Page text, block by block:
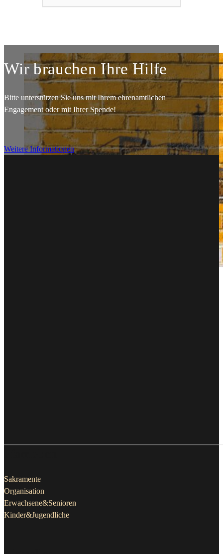
Wir brauchen Ihre Hilfe
Bitte unterstützen Sie uns mit Ihrem ehrenamtlichen
Engagement oder mit Ihrer Spende!
Weitere Informationen
Sakramente
Organisation
Erwachsene&Senioren
Kinder&Jugendliche